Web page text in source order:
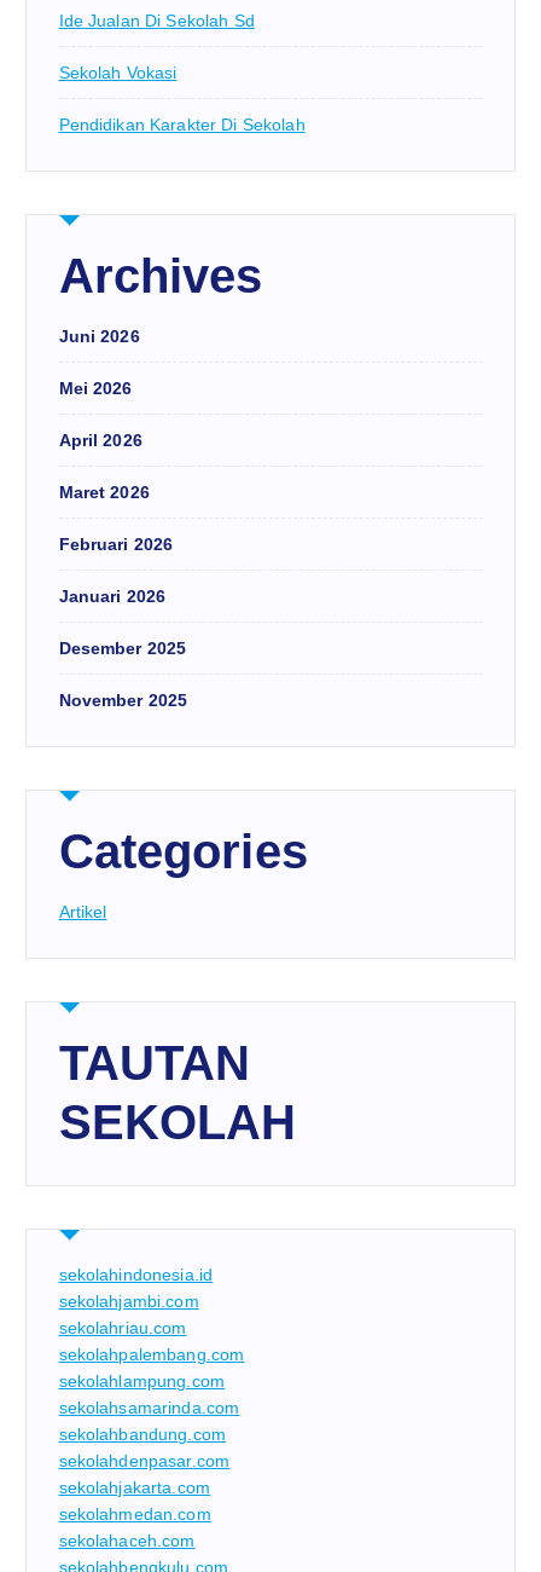
Ide Jualan Di Sekolah Sd
Sekolah Vokasi
Pendidikan Karakter Di Sekolah
Archives
Juni 2026
Mei 2026
April 2026
Maret 2026
Februari 2026
Januari 2026
Desember 2025
November 2025
Categories
Artikel
TAUTAN
SEKOLAH
sekolahindonesia.id
sekolahjambi.com
sekolahriau.com
sekolahpalembang.com
sekolahlampung.com
sekolahsamarinda.com
sekolahbandung.com
sekolahdenpasar.com
sekolahjakarta.com
sekolahmedan.com
sekolahaceh.com
sekolahbengkulu.com